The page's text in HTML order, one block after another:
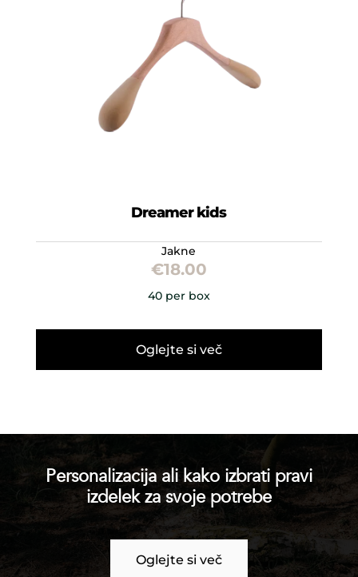
Dreamer kids
Jakne
€18.00
40 per box
Oglejte si več
Personalizacija ali kako izbrati pravi
izdelek za svoje potrebe
Oglejte si več